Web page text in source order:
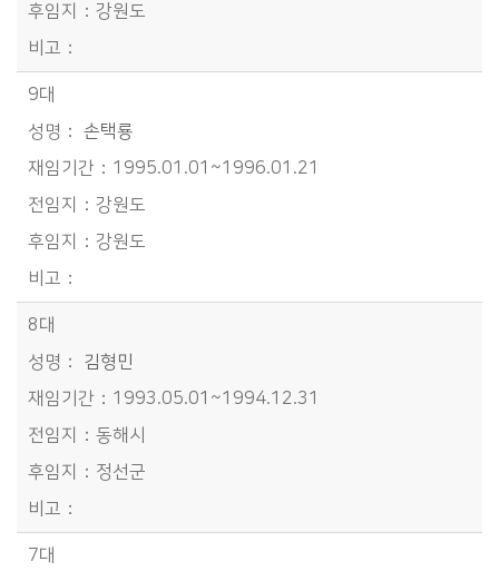
강원도
9대
손택룡
1995.01.01~1996.01.21
강원도
강원도
8대
김형민
1993.05.01~1994.12.31
동해시
정선군
7대